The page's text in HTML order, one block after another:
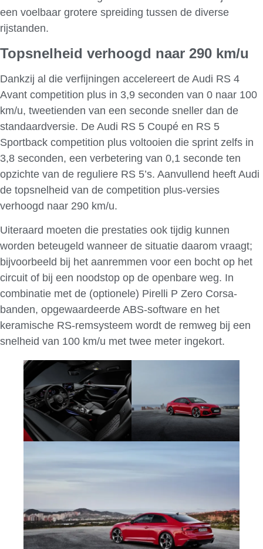
een voelbaar grotere spreiding tussen de diverse
rijstanden.
Topsnelheid verhoogd naar 290 km/u
Dankzij al die verfijningen accelereert de Audi RS 4
Avant competition plus in 3,9 seconden van 0 naar 100
km/u, tweetienden van een seconde sneller dan de
standaardversie. De Audi RS 5 Coupé en RS 5
Sportback competition plus voltooien die sprint zelfs in
3,8 seconden, een verbetering van 0,1 seconde ten
opzichte van de reguliere RS 5’s. Aanvullend heeft Audi
de topsnelheid van de competition plus-versies
verhoogd naar 290 km/u.
Uiteraard moeten die prestaties ook tijdig kunnen
worden beteugeld wanneer de situatie daarom vraagt;
bijvoorbeeld bij het aanremmen voor een bocht op het
circuit of bij een noodstop op de openbare weg. In
combinatie met de (optionele) Pirelli P Zero Corsa-
banden, opgewaardeerde ABS-software en het
keramische RS-remsysteem wordt de remweg bij een
snelheid van 100 km/u met twee meter ingekort.